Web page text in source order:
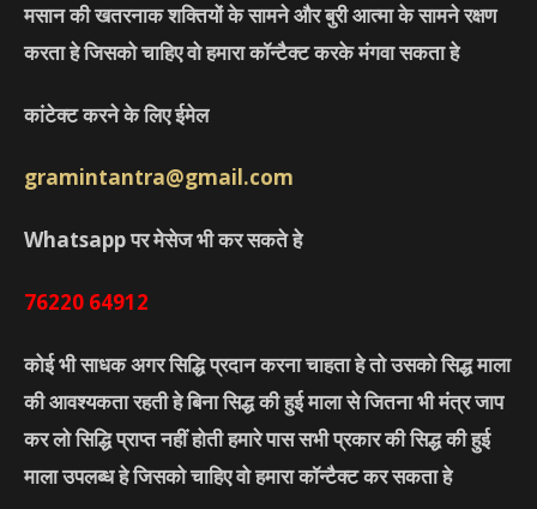
मसान की खतरनाक शक्तियों के सामने और बुरी आत्मा के सामने रक्षण
करता हे जिसको चाहिए वो हमारा कॉन्टैक्ट करके मंगवा सकता हे
कांटेक्ट करने के लिए ईमेल
gramintantra@gmail.com
Whatsapp पर मेसेज भी कर सकते हे
76220 64912
कोई भी साधक अगर सिद्धि प्रदान करना चाहता हे तो उसको सिद्ध माला
की आवश्यकता रहती हे बिना सिद्ध की हुई माला से जितना भी मंत्र जाप
कर लो सिद्धि प्राप्त नहीं होती हमारे पास सभी प्रकार की सिद्ध की हुई
माला उपलब्ध हे जिसको चाहिए वो हमारा कॉन्टैक्ट कर सकता हे